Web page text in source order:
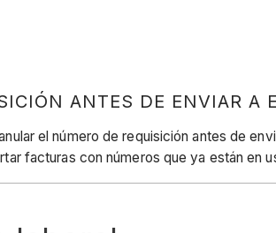
ANTES DE ENVIAR A
el número de requisición antes de
facturas con números que ya están en